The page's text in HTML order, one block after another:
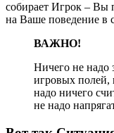
собирает Игрок – Вы
на Ваше поведение в
ВАЖНО!
Ничего не надо
игровых
надо ничего
не надо